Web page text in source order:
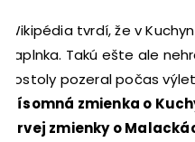
Wikipédia tvrdí, že v
kaplnka. Takú ešte ale
kostoly pozeral počas
písomná zmienka o
prvej zmienky o